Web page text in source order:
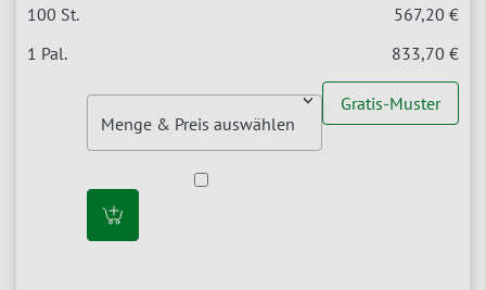
567,20 €
833,70 €
Gratis-Muster